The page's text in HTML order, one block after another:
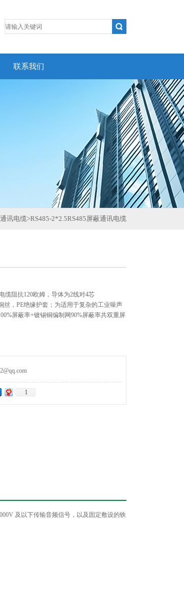
联系我们
讯电缆>RS485-2*2.5RS485屏蔽通讯电缆
缆阻抗120欧姆，导体为2线对4芯
丝，PE绝缘护套；为适用于复杂的工业噪声
屏蔽率+镀锡铜编制网90%屏蔽率共双重屏
1
及以下传输音频信号，以及固定敷设的铁